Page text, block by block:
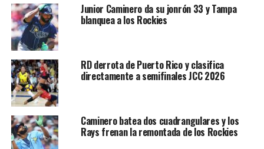
Junior Caminero da su jonrón 33 y Tampa
blanquea a los Rockies
RD derrota de Puerto Rico y clasifica
directamente a semifinales JCC 2026
Caminero batea dos cuadrangulares y los
Rays frenan la remontada de los Rockies